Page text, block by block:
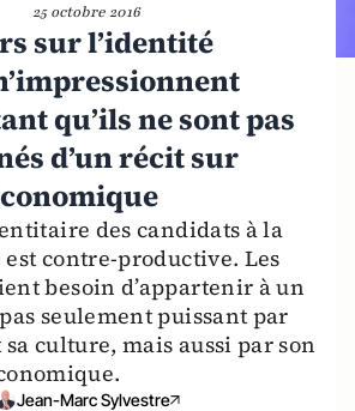
25 octobre 2016
sur l’identité
qu’ils ne sont pas
d’un récit sur
des candidats à la
contre-productive. Les
besoin d’appartenir à un
seulement puissant par
culture, mais aussi par son
Jean-Marc Sylvestre